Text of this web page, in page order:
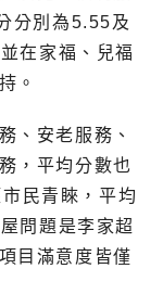
分別為5.55及
在家福、兒福
。
、安老服務、
，平均分數也
民青睞，平均
問題是李家超
目滿意度皆僅